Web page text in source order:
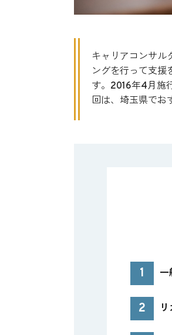
キャリアコンサル
ングを行って支援
す。2016年4月施
回は、埼玉県でお
一